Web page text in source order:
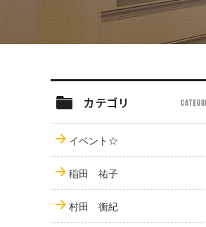
イベント☆
稲田 祐子
村田 衡紀